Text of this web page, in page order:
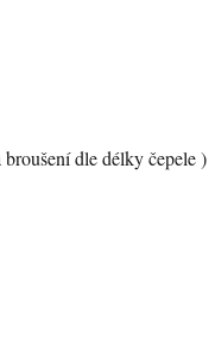
broušení dle délky čepele )